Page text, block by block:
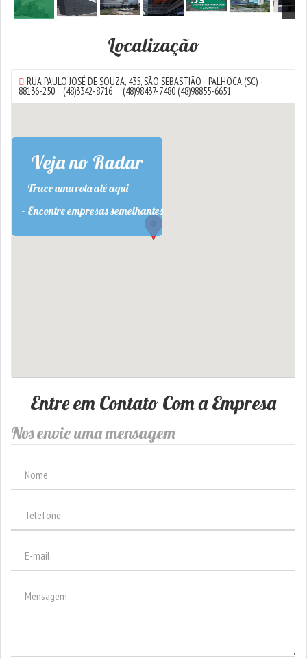
Localização
RUA PAULO JOSÉ DE SOUZA, 435, SÃO SEBASTIÃO -PALHOCA (SC) -
88136-250 (48)3342-8716 (48)98437-7480 (48)98855-6651
Veja no Radar
- Trace uma rota até aqui
- Encontre empresas semelhantes
Entre em Contato Com a Empresa
Nos envie uma mensagem